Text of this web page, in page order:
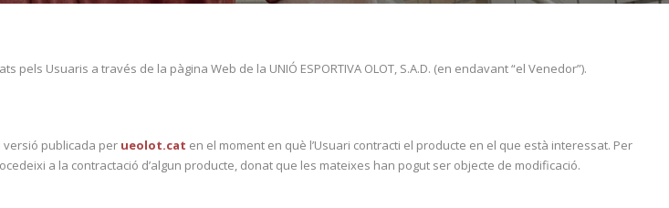
pels Usuaris a través de la pàgina Web de la UNIÓ ESPORTIVA OLOT, S.A.D. (en endavant “el Venedor”).
versió publicada per ueolot.cat en el moment en què l’Usuari contracti el producte en el que està interessat. Per
a la contractació d’algun producte, donat que les mateixes han pogut ser objecte de modificació.